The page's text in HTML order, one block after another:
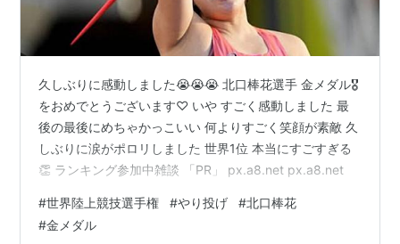
久しぶりに感動しました😭😭😭 北口棒花選手 金メダル🎖
をおめでとうございます♡ いや すごく感動しました 最
後の最後にめちゃかっこいい 何よりすごく笑顔が素敵 久
しぶりに涙がポロリしました 世界1位 本当にすごすぎる
👏 ランキング参加中雑談 「PR」 px.a8.net px.a8.net
#世界陸上競技選手権 #やり投げ #北口棒花
#金メダル